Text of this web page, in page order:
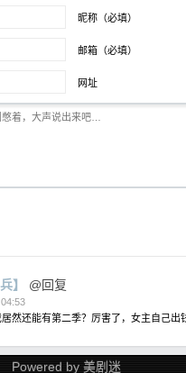
昵称（必填）
邮箱（必填）
网址
】 @回复
然还能有第二季？厉害了，女主自己出
Powered by 美剧迷